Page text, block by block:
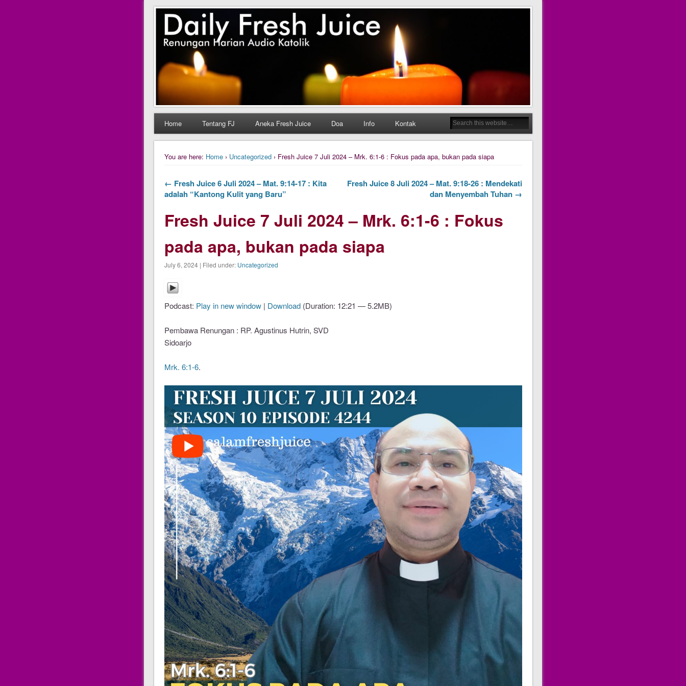
Daily Fresh Juice
Daily Fresh Juice Renungan Harian Katolik Menyejukkan dan Menyegarkan
Home Tentang FJ Aneka Fresh Juice Doa Info Kontak
You are here: Home› Uncategorized› Fresh Juice 7 Juli 2024 – Mrk. 6:1-6 : Fokus pada apa, bukan pada siapa
← Fresh Juice 6 Juli 2024 – Mat. 9:14-17 : Kita
adalah “Kantong Kulit yang Baru”
Fresh Juice 8 Juli 2024 – Mat. 9:18-26 : Mendekati
dan Menyembah Tuhan →
Fresh Juice 7 Juli 2024 – Mrk. 6:1-6 : Fokus
pada apa, bukan pada siapa
July 6, 2024 | Filed under: Uncategorized
Podcast: Play in new window| Download(Duration: 12:21 — 5.2MB)
Pembawa Renungan : RP. Agustinus Hutrin, SVD
Sidoarjo
Mrk. 6:1-6.